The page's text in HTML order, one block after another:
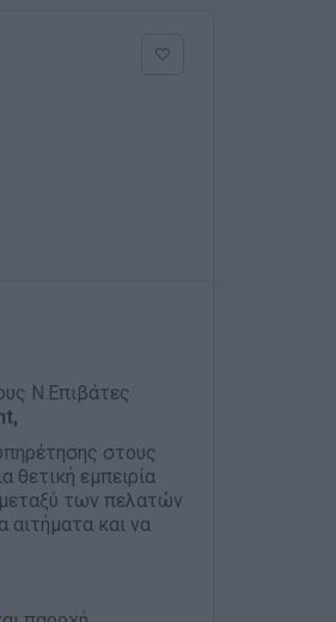
Ν.Επιβάτες
στους
θετική εμπειρία
μεταξύ των πελατών
αιτήματα και να